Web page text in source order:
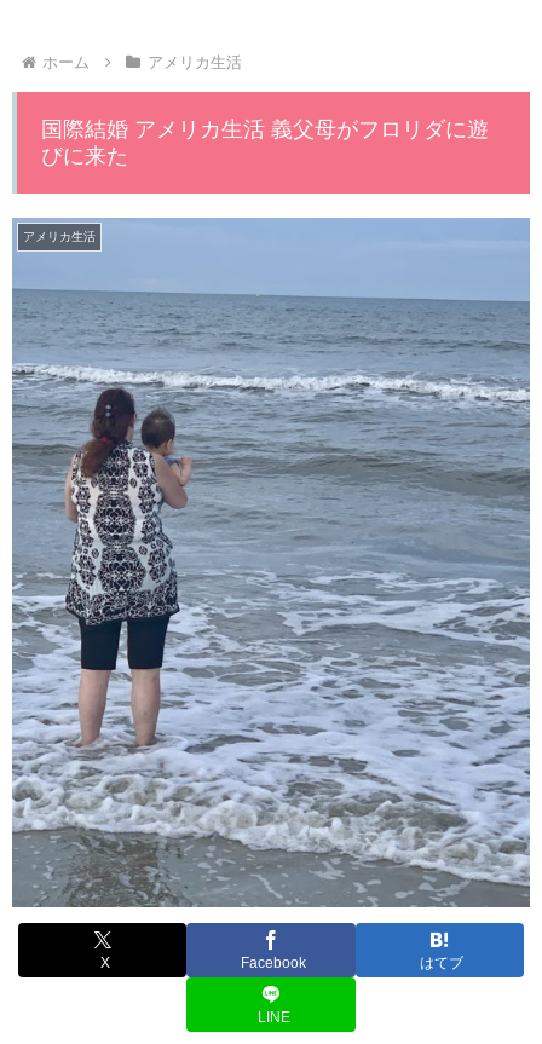
ホーム アメリカ生活
国際結婚 アメリカ生活 義父母がフロリダに遊
びに来た
アメリカ生活
X Facebook はてブ
LINE